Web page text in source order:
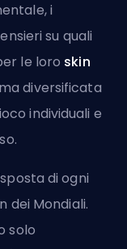
i
su quali
le loro skin
diversificata
individuali e
di ogni
dei Mondiali.
solo